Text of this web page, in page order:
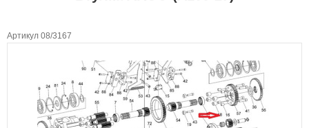
Артикул 08/3167